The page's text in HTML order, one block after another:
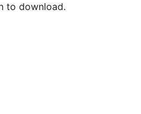
to download.